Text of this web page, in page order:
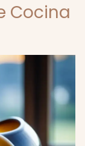
Cocina